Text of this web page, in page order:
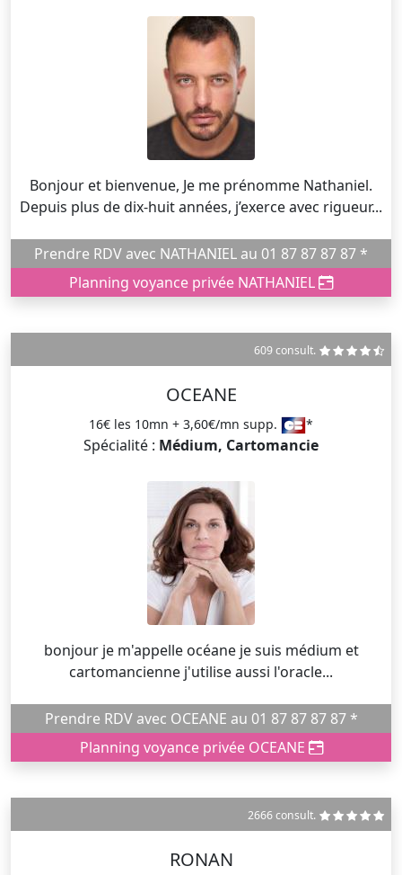
Bonjour et bienvenue, Je me prénomme Nathaniel.
Depuis plus de dix-huit années, j’exerce avec rigueur...
Prendre RDV avec NATHANIEL au 01 87 87 87 87 *
Planning voyance privée NATHANIEL
609 consult.
OCEANE
16€ les 10mn + 3,60€/mn supp. *
Spécialité : Médium, Cartomancie
bonjour je m'appelle océane je suis médium et
cartomancienne j'utilise aussi l'oracle...
Prendre RDV avec OCEANE au 01 87 87 87 87 *
Planning voyance privée OCEANE
2666 consult.
RONAN